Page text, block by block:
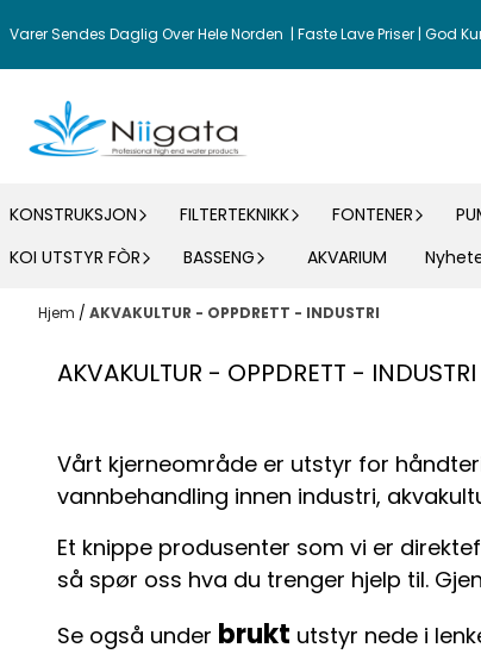
Hopp til innhold
Varer Sendes Daglig Over Hele Norden | Faste Lave Priser | God
KONSTRUKSJON FILTERTEKNIKK FONTENER
KOI UTSTYR FÒR
BASSENG AKVARIUM
Hjem / AKVAKULTUR - OPPDRETT - INDUSTRI
AKVAKULTUR - OPPDRETT - INDUSTRI
Vårt kjerneområde er utstyr for
vannbehandling innen industri,
Et knippe produsenter som vi er
så spør oss hva du trenger hjelp til.
Se også under brukt utstyr nede i